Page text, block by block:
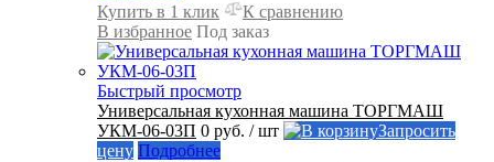
Купить в 1 клик
К сравнению
В избранное Под заказ
Быстрый просмотр
Универсальная кухонная машина ТОРГМАШ
УКМ-06-03П 0 руб. / шт
Запросить
цену Подробнее